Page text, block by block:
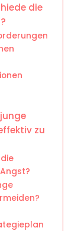
die
zu